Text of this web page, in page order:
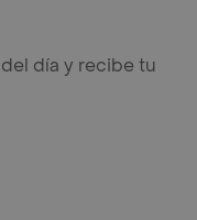
día y recibe tu